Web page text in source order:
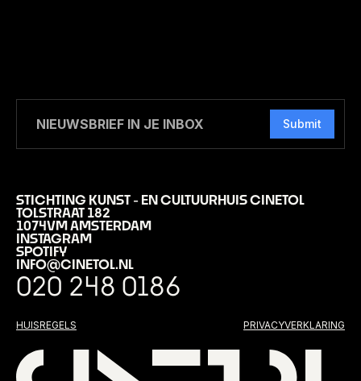
Submit
STICHTING KUNST - EN CULTUURHUIS CINETOL
TOLSTRAAT 182
1074VM AMSTERDAM
INSTAGRAM
SPOTIFY
INFO@CINETOL.NL
020 248 0186
HUISREGELS PRIVACYVERKLARING